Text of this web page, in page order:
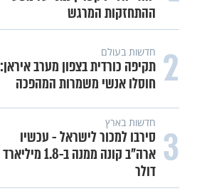
ההתחזקות המרגש
2 חדשות בעולם
תקיפה כורדית בצפון מערב איראן:
חוסלו אנשי משמרות המהפכה
3 חדשות בארץ
סירבו למכור לישראל - עכשיו
ארה"ב קונה ממנה ב-1.8 מיליארד
דולר